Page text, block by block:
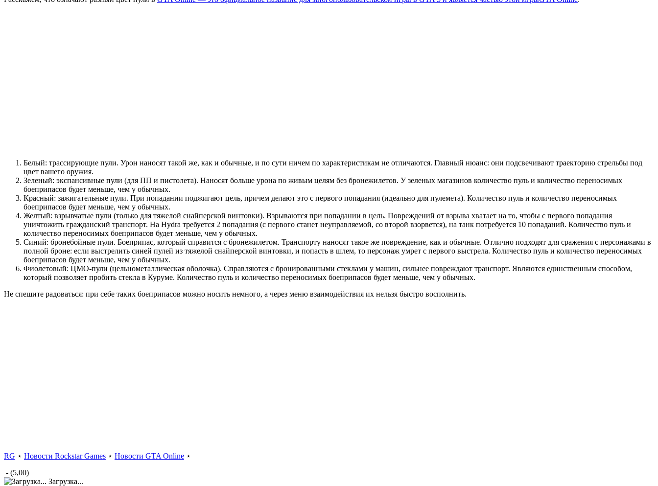
Белый: трассирующие пули. Урон наносят такой же, как и обычные, и по сути ничем по характеристикам не отличаются. Главный нюанс: они подсвечивают траекторию стрельбы под
цвет вашего оружия.
Зеленый: экспансивные пули (для ПП и пистолета). Наносят больше урона по живым целям без бронежилетов. У зеленых магазинов количество пуль и количество переносимых
боеприпасов будет меньше, чем у обычных.
Красный: зажигательные пули. При попадании поджигают цель, причем делают это с первого попадания (идеально для пулемета). Количество пуль и количество переносимых
боеприпасов будет меньше, чем у обычных.
Желтый: взрывчатые пули (только для тяжелой снайперской винтовки). Взрываются при попадании в цель. Повреждений от взрыва хватает на то, чтобы с первого попадания
уничтожить гражданский транспорт. На Hydra требуется 2 попадания (с первого станет неуправляемой, со второй взорвется), на танк потребуется 10 попаданий. Количество пуль и
количество переносимых боеприпасов будет меньше, чем у обычных.
Синий: бронебойные пули. Боеприпас, который справится с бронежилетом. Транспорту наносят такое же повреждение, как и обычные. Отлично подходят для сражения с персонажами в
полной броне: если выстрелить синей пулей из тяжелой снайперской винтовки, и попасть в шлем, то персонаж умрет с первого выстрела. Количество пуль и количество переносимых
боеприпасов будет меньше, чем у обычных.
Фиолетовый: ЦМО-пули (цельнометаллическая оболочка). Справляются с бронированными стеклами у машин, сильнее повреждают транспорт. Являются единственным способом,
который позволяет пробить стекла в Куруме. Количество пуль и количество переносимых боеприпасов будет меньше, чем у обычных.
Не спешите радоваться: при себе таких боеприпасов можно носить немного, а через меню взаимодействия их нельзя быстро восполнить.
RG ⋆ Новости Rockstar Games ⋆ Новости GTA Online ⋆
- (5,00)
Загрузка...